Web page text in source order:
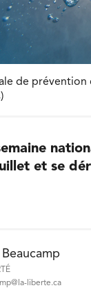
de
et se
liberte.ca